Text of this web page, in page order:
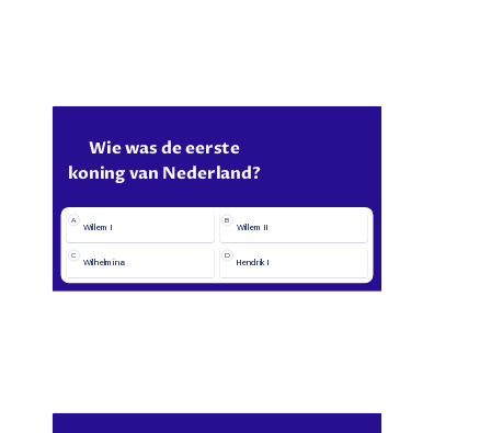
Wie was de eerste
koning van Nederland?
A
Willem I
B
Willem II
C
Wilhelmina
D
Hendrik I